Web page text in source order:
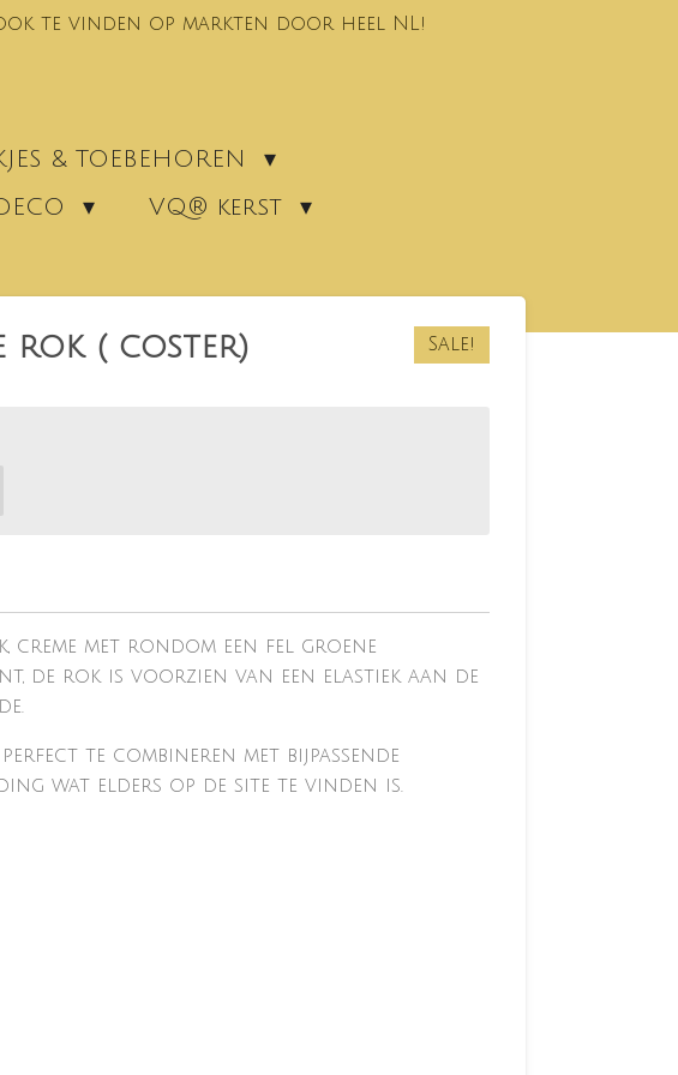
te vinden op markten door heel NL!
& TOEBEHOREN
VQ® kerst
rok ( coster) Sale!
creme met rondom een fel groene
de rok is voorzien van een elastiek aan de
te combineren met bijpassende
wat elders op de site te vinden is.